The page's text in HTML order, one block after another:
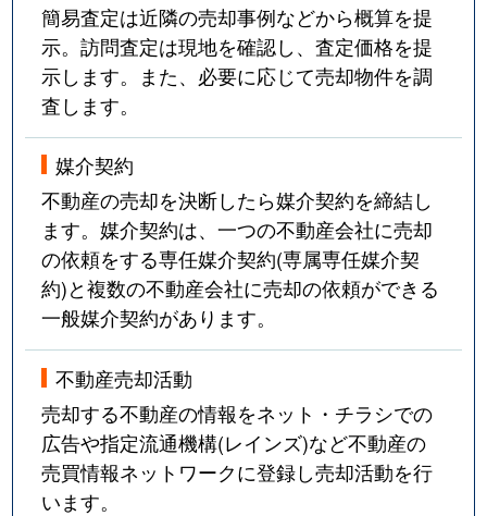
簡易査定は近隣の売却事例などから概算を提
示。訪問査定は現地を確認し、査定価格を提
示します。また、必要に応じて売却物件を調
査します。
媒介契約
不動産の売却を決断したら媒介契約を締結し
ます。媒介契約は、一つの不動産会社に売却
の依頼をする専任媒介契約(専属専任媒介契
約)と複数の不動産会社に売却の依頼ができる
一般媒介契約があります。
不動産売却活動
売却する不動産の情報をネット・チラシでの
広告や指定流通機構(レインズ)など不動産の
売買情報ネットワークに登録し売却活動を行
います。